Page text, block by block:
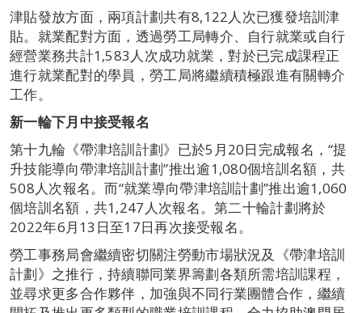
津貼發放方面，兩項計劃共有8,122人次已獲發培訓津
貼。就業配對方面，透過勞工局轉介、自行就業或自行
經營業務共計1,583人次成功就業，對於已完成課程正
進行就業配對的學員，勞工局將繼續積極跟進有關轉介
工作。
新一輪下月中接受報名
第十九輪《帶津培訓計劃》已於5月20日完成報名，“提
升技能導向帶津培訓計劃”推出逾1,080個培訓名額，共
508人次報名。而“就業導向帶津培訓計劃”推出逾1,060
個培訓名額，共1,247人次報名。第二十輪計劃將於
2022年6月13日至17日再次接受報名。
勞工事務局會繼續密切關注勞動市場狀況及《帶津培訓
計劃》之推行，持續聯同業界籌劃各類所需培訓課程，
並尋求更多合作夥伴，加強與不同行業團體合作，繼續